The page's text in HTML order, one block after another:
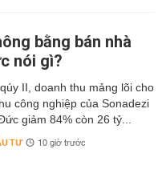
bằng bán nhà
nói gì?
II, doanh thu mảng lõi cho
công nghiệp của Sonadezi
giảm 84% còn 26 tỷ...
TƯ 10 giờ trước